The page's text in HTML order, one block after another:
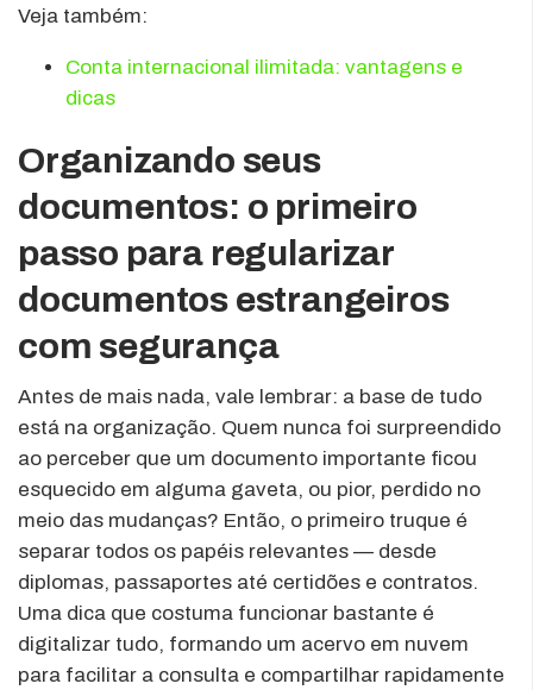
Veja também:
Conta internacional ilimitada: vantagens e
dicas
Organizando seus
documentos: o primeiro
passo para regularizar
documentos estrangeiros
com segurança
Antes de mais nada, vale lembrar: a base de tudo
está na organização. Quem nunca foi surpreendido
ao perceber que um documento importante ficou
esquecido em alguma gaveta, ou pior, perdido no
meio das mudanças? Então, o primeiro truque é
separar todos os papéis relevantes — desde
diplomas, passaportes até certidões e contratos.
Uma dica que costuma funcionar bastante é
digitalizar tudo, formando um acervo em nuvem
para facilitar a consulta e compartilhar rapidamente